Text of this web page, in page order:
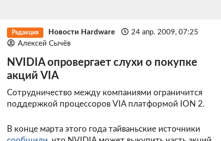
Редакция Новости Hardware
24 апр. 2009, 07:25
Алексей Сычёв
NVIDIA опровергает слухи о покупке
акций VIA
Сотрудничество между компаниями ограничится
поддержкой процессоров VIA платформой ION 2.
В конце марта этого года тайваньские источники